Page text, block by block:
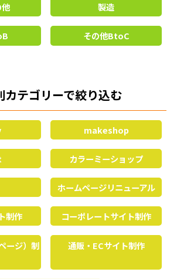
製造
その他BtoC
カテゴリーで絞り込む
makeshop
カラーミーショップ
ホームページリニューアル
制作 コーポレートサイト制作
ージ）制
通販・ECサイト制作